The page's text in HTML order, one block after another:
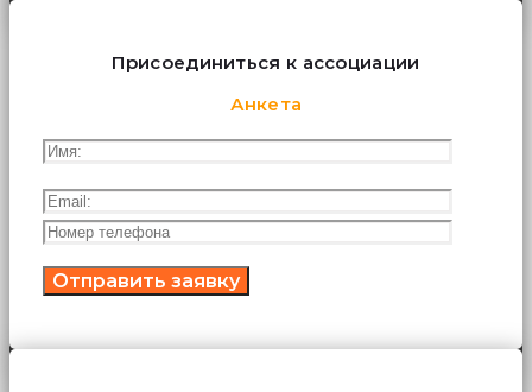
Присоединиться к ассоциации
Анкета